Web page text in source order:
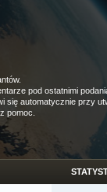
pod ostatnimi
się automatycznie przy
pomoc.